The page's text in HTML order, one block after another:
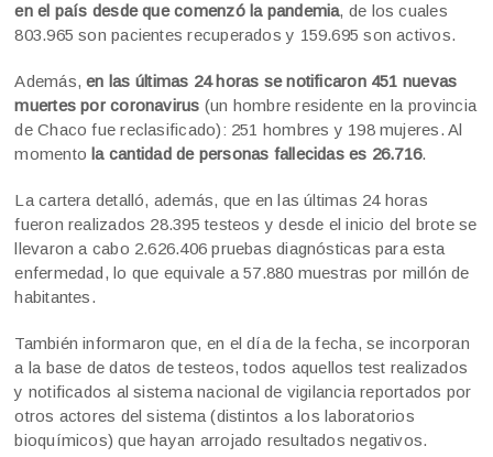
en el país desde que comenzó la pandemia, de los cuales
803.965 son pacientes recuperados y 159.695 son activos.
Además,en las últimas 24 horas se notificaron 451 nuevas
muertes por coronavirus (un hombre residente en la provincia
de Chaco fue reclasificado): 251 hombres y 198 mujeres. Al
momento la cantidad de personas fallecidas es 26.716.
La cartera detalló, además, que en las últimas 24 horas
fueron realizados 28.395 testeos y desde el inicio del brote se
llevaron a cabo 2.626.406 pruebas diagnósticas para esta
enfermedad, lo que equivale a 57.880 muestras por millón de
habitantes.
También informaron que, en el día de la fecha, se incorporan
a la base de datos de testeos, todos aquellos test realizados
y notificados al sistema nacional de vigilancia reportados por
otros actores del sistema (distintos a los laboratorios
bioquímicos) que hayan arrojado resultados negativos.